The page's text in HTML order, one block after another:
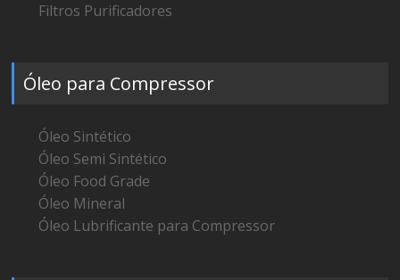
Filtros Purificadores
Óleo para Compressor
Óleo Sintético
Óleo Semi Sintético
Óleo Food Grade
Óleo Mineral
Óleo Lubrificante para Compressor